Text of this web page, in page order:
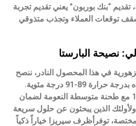
تقديم “بنك بوربون” يعني تقديم تجربة
توقعات العملاء وتجذب متذوقي
نصيحة البارستا
في هذا المحصول النادر، ننصح
89-91 درجة مئوية
.
جرب نسبة استخلاص 1:16 مع طحنة متوسطة النعومة لضمان
ولأولئك الذين يبحثون عن حلول سريعة
توفر أظرف سيريزا خياراً ذكياً